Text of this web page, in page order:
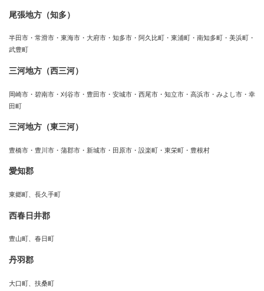
尾張地方（知多）
半田市・常滑市・東海市・大府市・知多市・阿久比町・東浦町・南知多町・美浜町・
武豊町
三河地方（西三河）
岡崎市・碧南市・刈谷市・豊田市・安城市・西尾市・知立市・高浜市・みよし市・幸
田町
三河地方（東三河）
豊橋市・豊川市・蒲郡市・新城市・田原市・設楽町・東栄町・豊根村
愛知郡
東郷町、長久手町
西春日井郡
豊山町、春日町
丹羽郡
大口町、扶桑町